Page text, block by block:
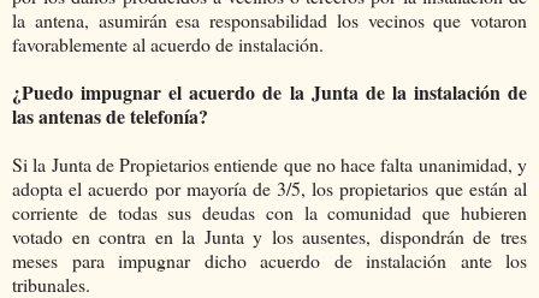
la antena, asumirán esa responsabilidad los vecinos que votaron
favorablemente al acuerdo de instalación.
¿Puedo impugnar el acuerdo de la Junta de la instalación de
las antenas de telefonía?
Si la Junta de Propietarios entiende que no hace falta unanimidad, y
adopta el acuerdo por mayoría de 3/5, los propietarios que están al
corriente de todas sus deudas con la comunidad que hubieren
votado en contra en la Junta y los ausentes, dispondrán de tres
meses para impugnar dicho acuerdo de instalación ante los
tribunales.